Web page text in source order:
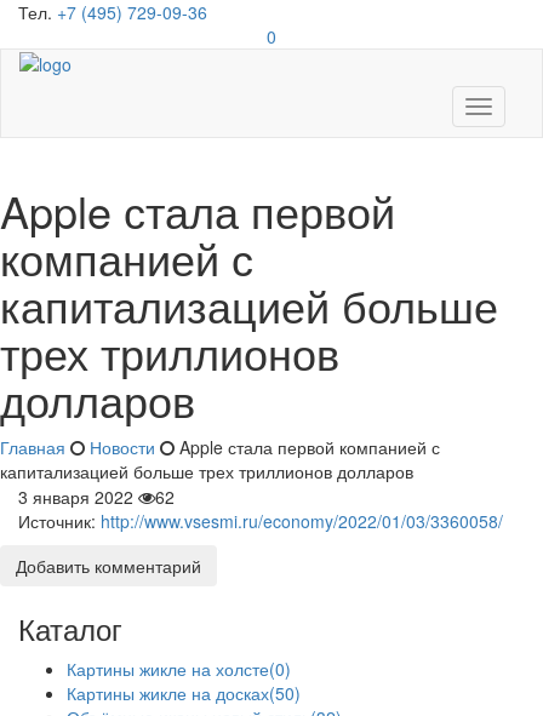
Тел. +7 (495) 729-09-36
0
Toggle
Apple стала первой
компанией с
капитализацией больше
трех триллионов
долларов
Главная Новости
Apple стала первой компанией с
капитализацией больше трех триллионов долларов
3 января 2022
62
Источник: http://www.vsesmi.ru/economy/2022/01/03/3360058/
Добавить комментарий
Каталог
Картины жикле на холсте(0)
Картины жикле на досках(50)